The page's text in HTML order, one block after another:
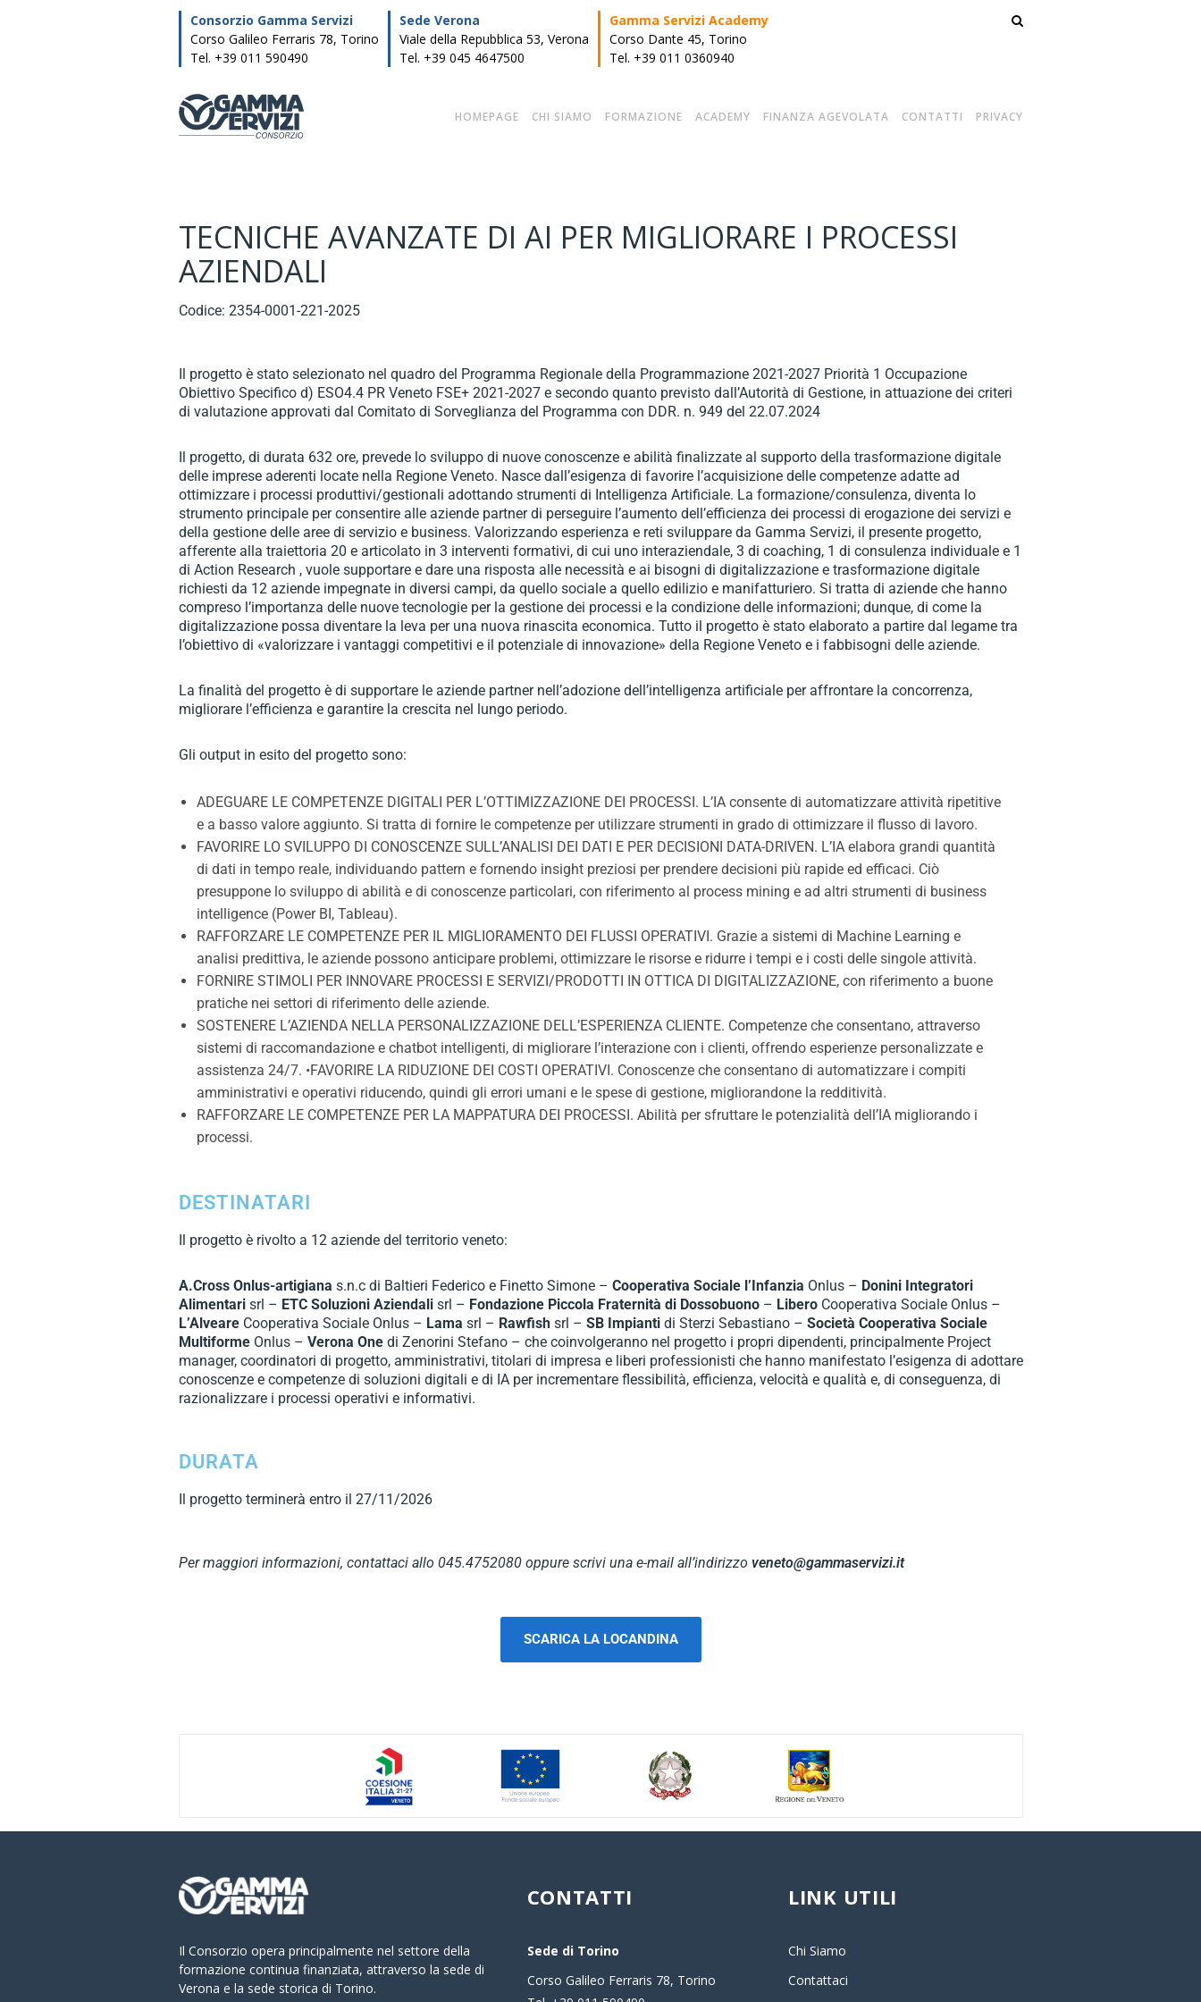
Consorzio Gamma Servizi
Corso Galileo Ferraris 78, Torino
Tel. +39 011 590490
Sede Verona
Viale della Repubblica 53, Verona
Tel. +39 045 4647500
Gamma Servizi Academy
Corso Dante 45, Torino
Tel. +39 011 0360940
HOMEPAGE CHI SIAMO FORMAZIONE ACADEMY FINANZA AGEVOLATA CONTATTI PRIVACY
TECNICHE AVANZATE DI AI PER MIGLIORARE I PROCESSI
AZIENDALI
Codice: 2354-0001-221-2025
Il progetto è stato selezionato nel quadro del Programma Regionale della Programmazione 2021-2027 Priorità 1 Occupazione
Obiettivo Specifico d) ESO4.4 PR Veneto FSE+ 2021-2027 e secondo quanto previsto dall’Autorità di Gestione, in attuazione dei criteri
di valutazione approvati dal Comitato di Sorveglianza del Programma con DDR. n. 949 del 22.07.2024
Il progetto, di durata 632 ore, prevede lo sviluppo di nuove conoscenze e abilità finalizzate al supporto della trasformazione digitale
delle imprese aderenti locate nella Regione Veneto. Nasce dall’esigenza di favorire l’acquisizione delle competenze adatte ad
ottimizzare i processi produttivi/gestionali adottando strumenti di Intelligenza Artificiale. La formazione/consulenza, diventa lo
strumento principale per consentire alle aziende partner di perseguire l’aumento dell’efficienza dei processi di erogazione dei servizi e
della gestione delle aree di servizio e business. Valorizzando esperienza e reti sviluppare da Gamma Servizi, il presente progetto,
afferente alla traiettoria 20 e articolato in 3 interventi formativi, di cui uno interaziendale, 3 di coaching, 1 di consulenza individuale e 1
di Action Research , vuole supportare e dare una risposta alle necessità e ai bisogni di digitalizzazione e trasformazione digitale
richiesti da 12 aziende impegnate in diversi campi, da quello sociale a quello edilizio e manifatturiero. Si tratta di aziende che hanno
compreso l’importanza delle nuove tecnologie per la gestione dei processi e la condizione delle informazioni; dunque, di come la
digitalizzazione possa diventare la leva per una nuova rinascita economica. Tutto il progetto è stato elaborato a partire dal legame tra
l’obiettivo di «valorizzare i vantaggi competitivi e il potenziale di innovazione» della Regione Veneto e i fabbisogni delle aziende.
La finalità del progetto è di supportare le aziende partner nell’adozione dell’intelligenza artificiale per affrontare la concorrenza,
migliorare l’efficienza e garantire la crescita nel lungo periodo.
Gli output in esito del progetto sono:
ADEGUARE LE COMPETENZE DIGITALI PER L’OTTIMIZZAZIONE DEI PROCESSI. L’IA consente di automatizzare attività ripetitive
e a basso valore aggiunto. Si tratta di fornire le competenze per utilizzare strumenti in grado di ottimizzare il flusso di lavoro.
FAVORIRE LO SVILUPPO DI CONOSCENZE SULL’ANALISI DEI DATI E PER DECISIONI DATA-DRIVEN. L’IA elabora grandi quantità
di dati in tempo reale, individuando pattern e fornendo insight preziosi per prendere decisioni più rapide ed efficaci. Ciò
presuppone lo sviluppo di abilità e di conoscenze particolari, con riferimento al process mining e ad altri strumenti di business
intelligence (Power BI, Tableau).
RAFFORZARE LE COMPETENZE PER IL MIGLIORAMENTO DEI FLUSSI OPERATIVI. Grazie a sistemi di Machine Learning e
analisi predittiva, le aziende possono anticipare problemi, ottimizzare le risorse e ridurre i tempi e i costi delle singole attività.
FORNIRE STIMOLI PER INNOVARE PROCESSI E SERVIZI/PRODOTTI IN OTTICA DI DIGITALIZZAZIONE, con riferimento a buone
pratiche nei settori di riferimento delle aziende.
SOSTENERE L’AZIENDA NELLA PERSONALIZZAZIONE DELL’ESPERIENZA CLIENTE. Competenze che consentano, attraverso
sistemi di raccomandazione e chatbot intelligenti, di migliorare l’interazione con i clienti, offrendo esperienze personalizzate e
assistenza 24/7. •FAVORIRE LA RIDUZIONE DEI COSTI OPERATIVI. Conoscenze che consentano di automatizzare i compiti
amministrativi e operativi riducendo, quindi gli errori umani e le spese di gestione, migliorandone la redditività.
RAFFORZARE LE COMPETENZE PER LA MAPPATURA DEI PROCESSI. Abilità per sfruttare le potenzialità dell’IA migliorando i
processi.
DESTINATARI
Il progetto è rivolto a 12 aziende del territorio veneto:
A.Cross Onlus-artigiana s.n.c di Baltieri Federico e Finetto Simone – Cooperativa Sociale l’Infanzia Onlus – Donini Integratori
Alimentarisrl – ETC Soluzioni Aziendalisrl – Fondazione Piccola Fraternità di Dossobuono– Libero Cooperativa Sociale Onlus –
L’AlveareCooperativa Sociale Onlus – Lama srl – Rawfishsrl – SB Impiantidi Sterzi Sebastiano – Società Cooperativa Sociale
MultiformeOnlus – Verona Onedi Zenorini Stefano – che coinvolgeranno nel progetto i propri dipendenti, principalmente Project
manager, coordinatori di progetto, amministrativi, titolari di impresa e liberi professionisti che hanno manifestato l’esigenza di adottare
conoscenze e competenze di soluzioni digitali e di IA per incrementare flessibilità, efficienza, velocità e qualità e, di conseguenza, di
razionalizzare i processi operativi e informativi.
DURATA
Il progetto terminerà entro il 27/11/2026
Per maggiori informazioni, contattaci allo 045.4752080 oppure scrivi una e-mail all’indirizzo veneto@gammaservizi.it
SCARICA LA LOCANDINA
Il Consorzio opera principalmente nel settore della
formazione continua finanziata, attraverso la sede di
Verona e la sede storica di Torino.
CONTATTI
Sede di Torino
Corso Galileo Ferraris 78, Torino
LINK UTILI
Chi Siamo
Contattaci